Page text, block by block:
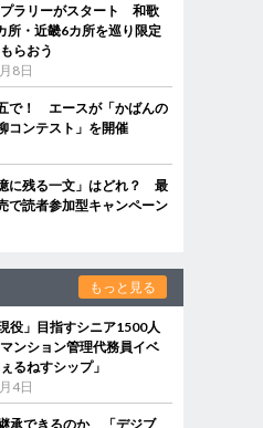
ラリーがスタート 和歌
所・近畿6カ所を巡り限定
らおう
8日
で！ エースが「かばんの
コンテスト」を開催
に残る一文」はどれ？ 最
で読者参加型キャンペーン
もっと見る
役」目指すシニア1500人
ンション管理代務員イベ
るねすシップ」
4日
承できるのか 「デジブ